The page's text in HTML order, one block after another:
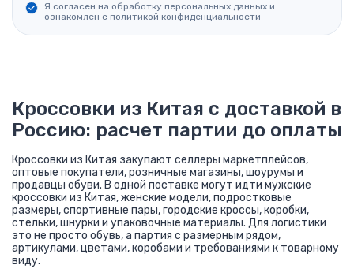
Я согласен на обработку персональных данных и
ознакомлен с политикой конфиденциальности
Кроссовки из Китая с доставкой в
Россию: расчет партии до оплаты
Кроссовки из Китая закупают селлеры маркетплейсов,
оптовые покупатели, розничные магазины, шоурумы и
продавцы обуви. В одной поставке могут идти мужские
кроссовки из Китая, женские модели, подростковые
размеры, спортивные пары, городские кроссы, коробки,
стельки, шнурки и упаковочные материалы. Для логистики
это не просто обувь, а партия с размерным рядом,
артикулами, цветами, коробами и требованиями к товарному
виду.